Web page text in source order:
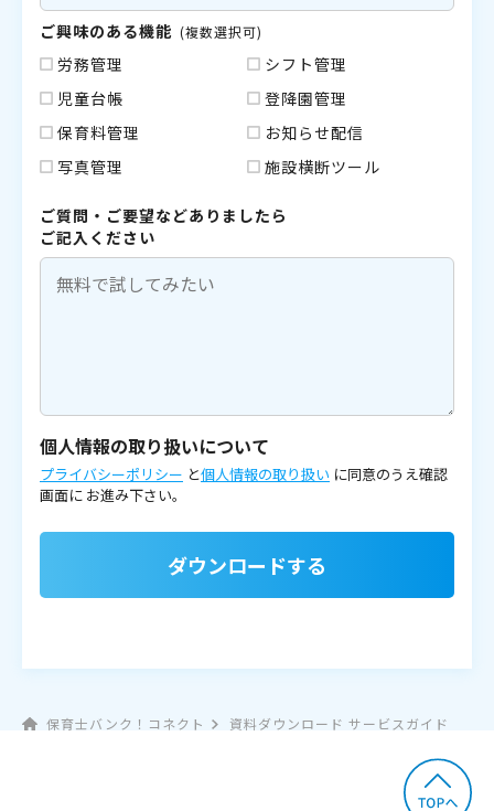
ご興味のある機能 (複数選択可)
労務管理
シフト管理
児童台帳
登降園管理
保育料管理
お知らせ配信
写真管理
施設横断ツール
ご質問・ご要望などありましたら
ご記入ください
個人情報の取り扱いについて
プライバシーポリシー と個人情報の取り扱い に同意のうえ確認
画面に お進み下さい。
ダウンロードする
保育士バンク！コネクト 資料ダウンロード サービスガイド